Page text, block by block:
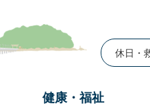
休日・
健康・福祉